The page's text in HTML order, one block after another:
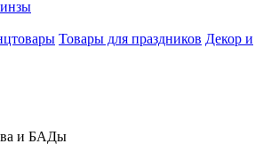
Товары для праздников Декор и
и БАДы